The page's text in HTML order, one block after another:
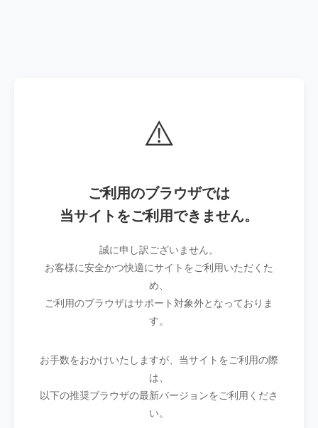
⚠️
ご利用のブラウザでは
当サイトをご利用できません。
誠に申し訳ございません。
お客様に安全かつ快適にサイトをご利用いただくた
め、
ご利用のブラウザはサポート対象外となっておりま
す。
お手数をおかけいたしますが、当サイトをご利用の際
は、
以下の推奨ブラウザの最新バージョンをご利用くださ
い。